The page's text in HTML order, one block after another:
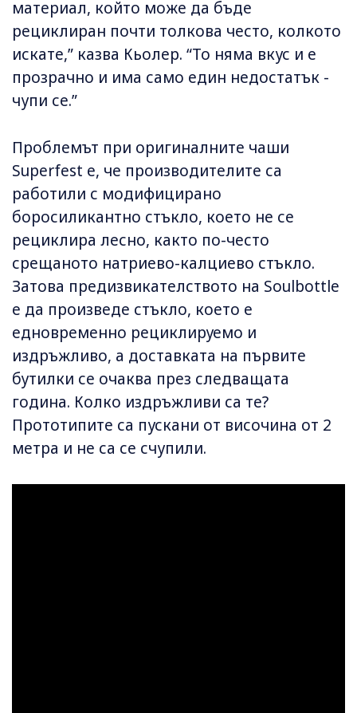
материал, който може да бъде
рециклиран почти толкова често, колкото
искате,” казва Кьолер. “То няма вкус и е
прозрачно и има само един недостатък -
чупи се.”
Проблемът при оригиналните чаши
Superfest е, че производителите са
работили с модифицирано
боросиликантно стъкло, което не се
рециклира лесно, както по-често
срещаното натриево-калциево стъкло.
Затова предизвикателството на Soulbottle
е да произведе стъкло, което е
едновременно рециклируемо и
издръжливо, а доставката на първите
бутилки се очаква през следващата
година. Колко издръжливи са те?
Прототипите са пускани от височина от 2
метра и не са се счупили.